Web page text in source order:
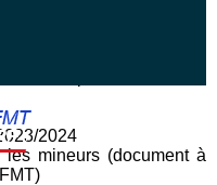
2024
mineurs (document à